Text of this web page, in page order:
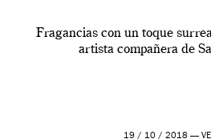
Fragancias con un toque
artista compañera de
19 / 10 / 2018 —